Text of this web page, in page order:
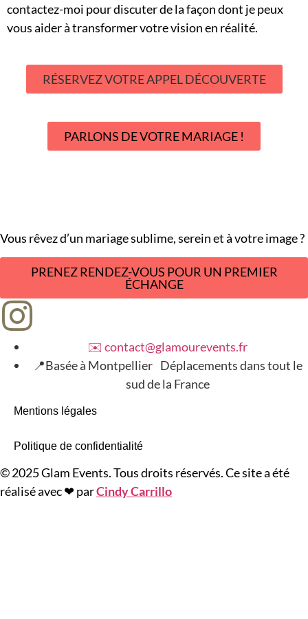
contactez-moi pour discuter de la façon dont je peux
vous aider à transformer votre vision en réalité.
RÉSERVEZ VOTRE APPEL DÉCOUVERTE
PARLONS DE VOTRE MARIAGE !
Vous rêvez d’un mariage sublime, serein et à votre image ?
PRENEZ RENDEZ-VOUS POUR UN PREMIER
ÉCHANGE
✉️ contact@glamourevents.fr
📍Basée à Montpellier Déplacements dans tout le
sud de la France
Mentions légales
Politique de confidentialité
© 2025 Glam Events. Tous droits réservés. Ce site a été
réalisé avec ❤ parCindy Carrillo